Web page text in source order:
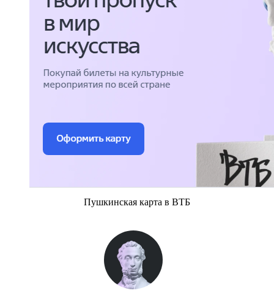
Пушкинская карта в ВТБ